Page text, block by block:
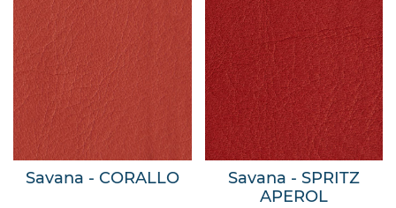
Savana - CORALLO
Savana - SPRITZ
APEROL